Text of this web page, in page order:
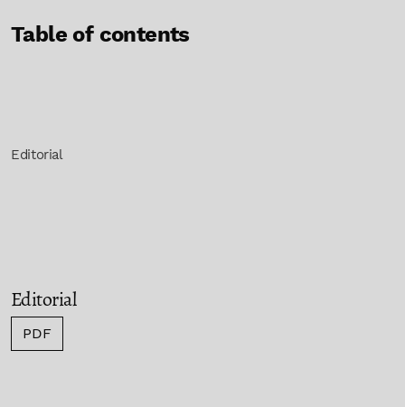
Table of contents
Editorial
Editorial
PDF